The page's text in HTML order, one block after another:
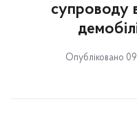
супроводу
Опубліковано